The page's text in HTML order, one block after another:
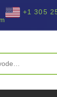
+1 305